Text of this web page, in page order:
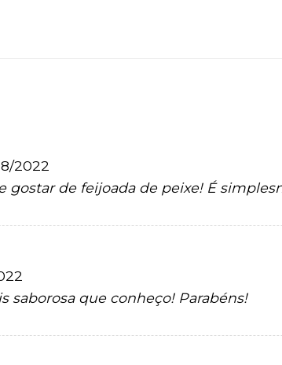
2022
gostar de feijoada de peixe! É
saborosa que conheço! Parabéns!